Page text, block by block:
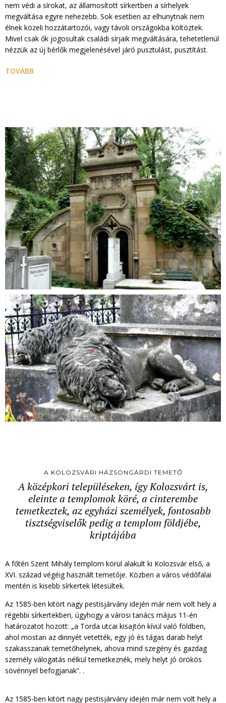
nem védi a sírokat, az államosított sírkertben a sírhelyek
megváltása egyre nehezebb. Sok esetben az elhunytnak nem
élnek közeli hozzátartozói, vagy távoli országokba költöztek.
Mivel csak ők jogosultak családi sírjaik megváltására, tehetetlenül
nézzük az új bérlők megjelenésével járó pusztulást, pusztítást.
TOVÁBB
A KOLOZSVÁRI HÁZSONGÁRDI TEMETŐ
A középkori településeken, így Kolozsvárt is,
eleinte a templomok köré, a cinterembe
temetkeztek, az egyházi személyek, fontosabb
tisztségviselők pedig a templom földjébe,
kriptájába
A főtéri Szent Mihály templom körül alakult ki Kolozsvár első, a
XVI. század végéig használt temetője. Közben a város védőfalai
mentén is kisebb sírkertek létesültek.
Az 1585-ben kitört nagy pestisjárvány idején már nem volt hely a
régebbi sírkertekben, úgyhogy a városi tanács május 11-én
határozatot hozott: „a Torda utcai kisajtón kívül való földben,
ahol mostan az dinnyét vetették, egy jó és tágas darab helyt
szakasszanak temetőhelynek, ahova mind szegény és gazdag
személy válogatás nélkül temetkeznék, mely helyt jó örökös
sövénnyel befogjanak”. .
Az 1585-ben kitört nagy pestisjárvány idején már nem volt hely a